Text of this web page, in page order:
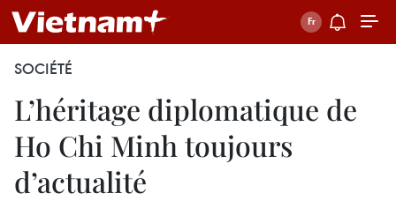
SOCIÉTÉ
L’héritage diplomatique de
Ho Chi Minh toujours
d’actualité